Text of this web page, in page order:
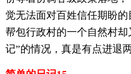
觉无法面对百姓信任期盼
帮包行政村的一个自然村
记”的情况，真是有点进退